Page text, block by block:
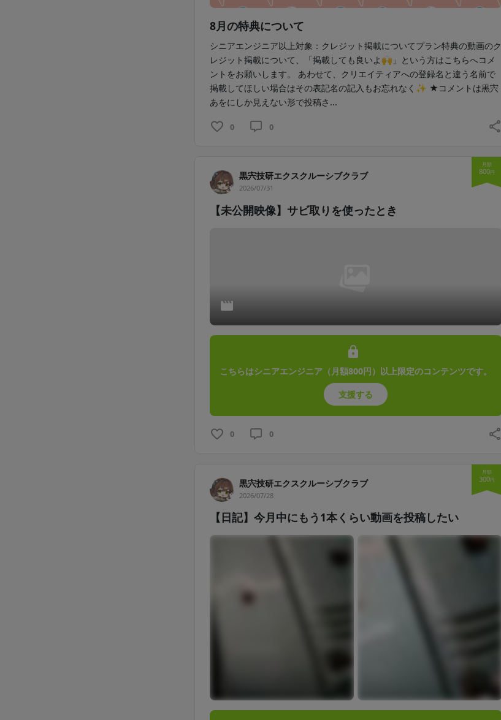
8月の特典について
シニアエンジニア以上対象：クレジット掲載についてプラン特典の動画のク
レジット掲載について、「掲載しても良いよ🙌」という方はこちらへコメ
ントをお願いします。 あわせて、クリエイティアへの登録名と違う名前で
掲載してほしい場合はその表記名の記入もお忘れなく✨ ★コメントは黒宍
あをにしか見えない形で投稿さ...
0 0
黒宍技研エクスクルーシブクラブ
2026/07/31
月額
800円
【未公開映像】サビ取りを使ったとき
こちらはシニアエンジニア（月額800円）以上限定のコンテンツです。
支援する
0 0
黒宍技研エクスクルーシブクラブ
2026/07/28
月額
300円
【日記】今月中にもう1本くらい動画を投稿したい